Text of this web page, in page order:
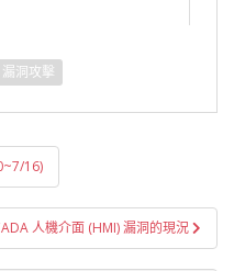
漏洞攻擊
16)
人機介面 (HMI) 漏洞的現況